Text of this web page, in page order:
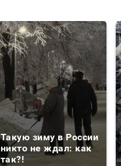
Такую зиму в России
никто не ждал: как
так?!